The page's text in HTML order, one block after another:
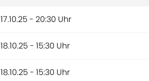
17.10.25 - 20:30 Uhr
18.10.25 - 15:30 Uhr
18.10.25 - 15:30 Uhr